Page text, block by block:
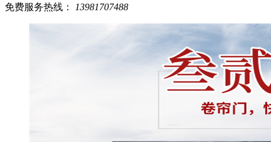
免费服务热线：
13981707488